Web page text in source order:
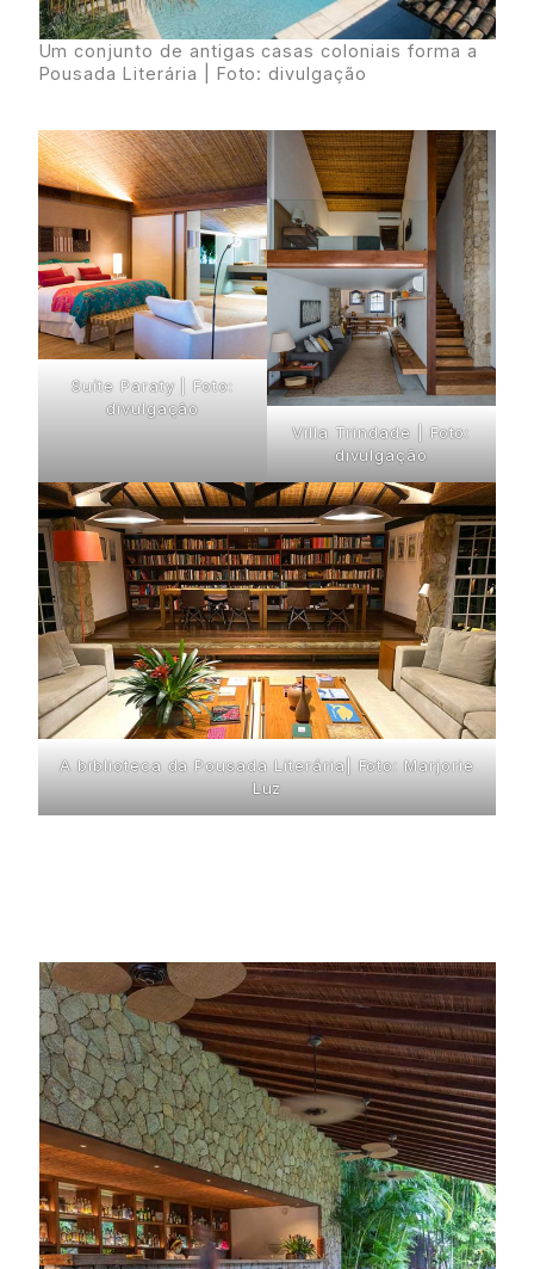
Um conjunto de antigas casas coloniais forma a
Pousada Literária | Foto: divulgação
Suíte Paraty | Foto:
divulgação
Villa Trindade | Foto:
divulgação
A biblioteca da Pousada Literária| Foto: Marjorie
Luz